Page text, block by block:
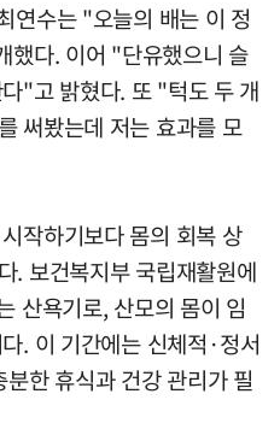
연수는 "오늘의 배는 이 정
했다. 이어 "단유했으니 슬
"고 밝혔다. 또 "턱도 두 개
써봤는데 저는 효과를 모
작하기보다 몸의 회복 상
. 보건복지부 국립재활원에
산욕기로, 산모의 몸이 임
. 이 기간에는 신체적·정서
한 휴식과 건강 관리가 필